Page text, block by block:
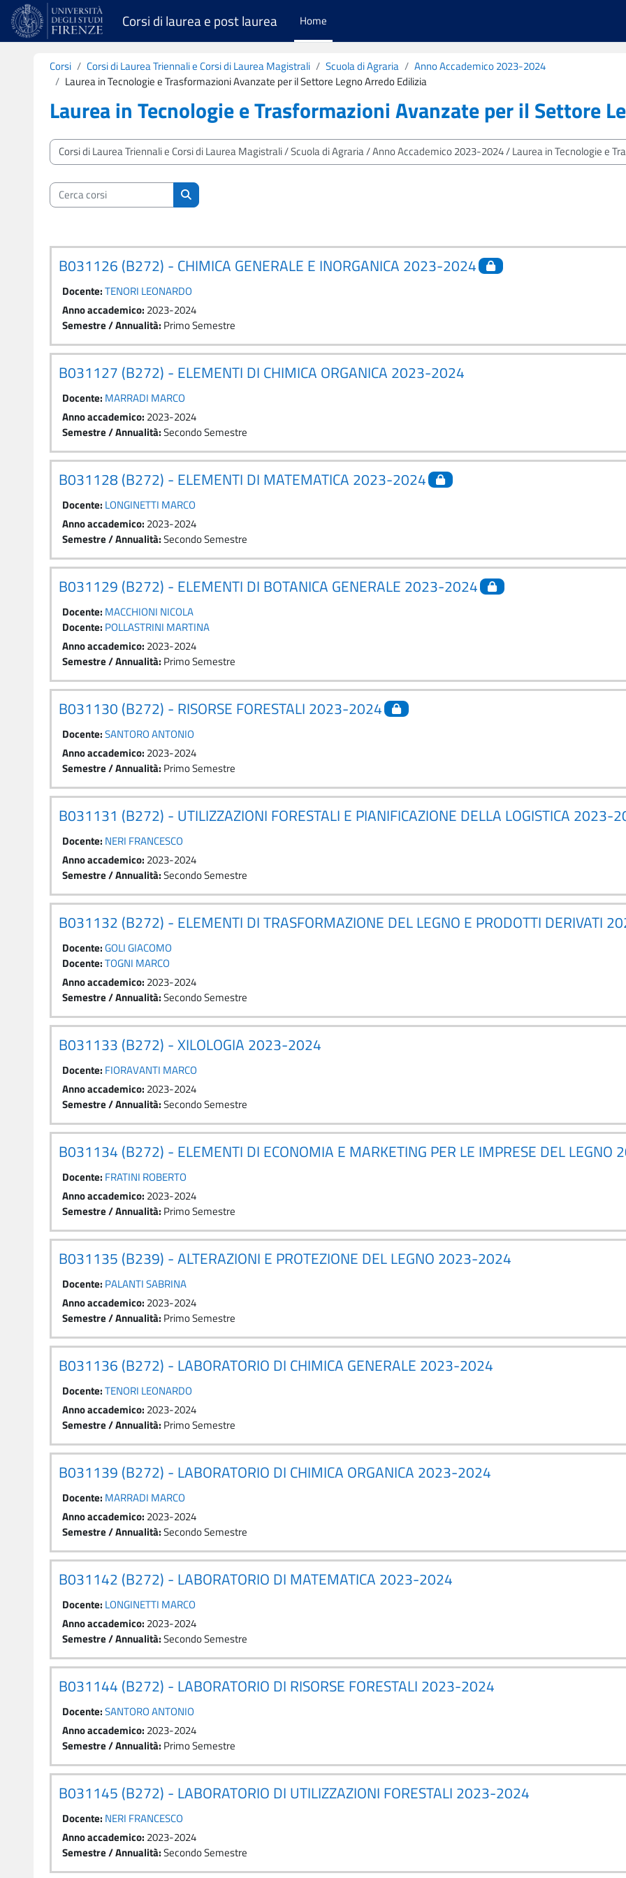
Vai al contenuto principale
Corsi di laurea e post laurea Home
Corsi Corsi di Laurea Triennali e Corsi di Laurea Magistrali Scuola di Agraria
Anno Accademico 2023-2024
Laurea in Tecnologie e Trasformazioni Avanzate per il Settore Legno Arredo Edilizia
Laurea in Tecnologie e Trasformazioni Avanzate per il Settore
Categorie di corso
Cerca corsi
Cerca corsi
B031126 (B272) - CHIMICA GENERALE E INORGANICA 2023-2024
Docente:TENORI LEONARDO
Anno accademico: 2023-2024
Semestre / Annualità: Primo Semestre
B031127 (B272) - ELEMENTI DI CHIMICA ORGANICA 2023-2024
Docente: MARRADI MARCO
Anno accademico: 2023-2024
Semestre / Annualità:Secondo Semestre
B031128 (B272) - ELEMENTI DI MATEMATICA 2023-2024
Docente: LONGINETTI MARCO
Anno accademico: 2023-2024
Semestre / Annualità:Secondo Semestre
B031129 (B272) - ELEMENTI DI BOTANICA GENERALE 2023-2024
Docente: MACCHIONI NICOLA
Docente: POLLASTRINI MARTINA
Anno accademico: 2023-2024
Semestre / Annualità: Primo Semestre
B031130 (B272) - RISORSE FORESTALI 2023-2024
Docente:SANTORO ANTONIO
Anno accademico: 2023-2024
Semestre / Annualità: Primo Semestre
B031131 (B272) - UTILIZZAZIONI FORESTALI E PIANIFICAZIONE DELLA LOGISTICA 2023-
Docente: NERI FRANCESCO
Anno accademico: 2023-2024
Semestre / Annualità:Secondo Semestre
B031132 (B272) - ELEMENTI DI TRASFORMAZIONE DEL LEGNO E PRODOTTI DERIVATI
Docente:GOLI GIACOMO
Docente:TOGNI MARCO
Anno accademico: 2023-2024
Semestre / Annualità:Secondo Semestre
B031133 (B272) - XILOLOGIA 2023-2024
Docente: FIORAVANTI MARCO
Anno accademico: 2023-2024
Semestre / Annualità:Secondo Semestre
B031134 (B272) - ELEMENTI DI ECONOMIA E MARKETING PER LE IMPRESE DEL
Docente: FRATINI ROBERTO
Anno accademico: 2023-2024
Semestre / Annualità: Primo Semestre
B031135 (B239) - ALTERAZIONI E PROTEZIONE DEL LEGNO 2023-2024
Docente: PALANTI SABRINA
Anno accademico: 2023-2024
Semestre / Annualità: Primo Semestre
B031136 (B272) - LABORATORIO DI CHIMICA GENERALE 2023-2024
Docente:TENORI LEONARDO
Anno accademico: 2023-2024
Semestre / Annualità: Primo Semestre
B031139 (B272) - LABORATORIO DI CHIMICA ORGANICA 2023-2024
Docente: MARRADI MARCO
Anno accademico: 2023-2024
Semestre / Annualità:Secondo Semestre
B031142 (B272) - LABORATORIO DI MATEMATICA 2023-2024
Docente: LONGINETTI MARCO
Anno accademico: 2023-2024
Semestre / Annualità:Secondo Semestre
B031144 (B272) - LABORATORIO DI RISORSE FORESTALI 2023-2024
Docente:SANTORO ANTONIO
Anno accademico: 2023-2024
Semestre / Annualità: Primo Semestre
B031145 (B272) - LABORATORIO DI UTILIZZAZIONI FORESTALI 2023-2024
Docente: NERI FRANCESCO
Anno accademico: 2023-2024
Semestre / Annualità:Secondo Semestre